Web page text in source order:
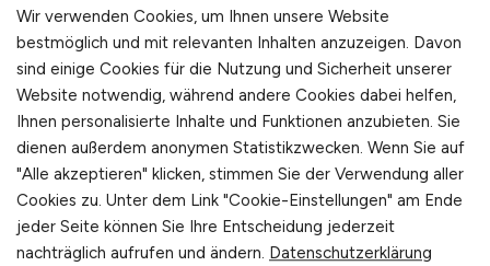
Beliebte Arbeitgeber inBautzen, die attraktive
Jobangebote bieten:DEBAG Deutsche
Backofenbau GmbH, V. D. Ledermann & Co. GmbH,
AFT-Förderanlagen Bautzen GmbH & Co. KG,
Sphairon Technologies GmbH, Develey
Feinkostfabrik GmbH, Bombardier Transportation
GmbH, Bautz’ner Senf & Feinkost GmbH, Budissa
Agrarprodukte AG Niederkaina, CE cideon
engineering GmbH & Co. KG, Itelligence Global
Wir verwenden Cookies, um Ihnen unsere Website
bestmöglich und mit relevanten Inhalten anzuzeigen. Davon
sind einige Cookies für die Nutzung und Sicherheit unserer
Website notwendig, während andere Cookies dabei helfen,
Ihnen personalisierte Inhalte und Funktionen anzubieten. Sie
dienen außerdem anonymen Statistikzwecken. Wenn Sie auf
"Alle akzeptieren" klicken, stimmen Sie der Verwendung aller
Cookies zu. Unter dem Link "Cookie-Einstellungen" am Ende
jeder Seite können Sie Ihre Entscheidung jederzeit
nachträglich aufrufen und ändern. Datenschutzerklärung